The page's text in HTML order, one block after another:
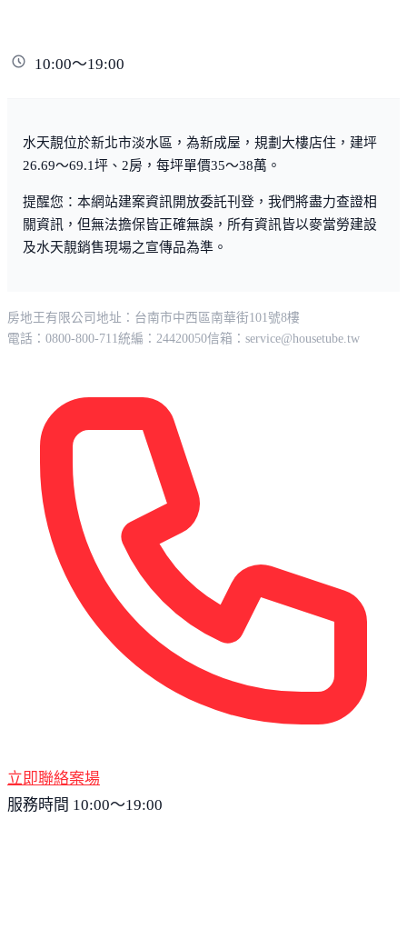
10:00～19:00
水天靚位於新北市淡水區，為新成屋，規劃大樓店住，建坪
26.69～69.1坪、2房，每坪單價35～38萬。
提醒您：本網站建案資訊開放委託刊登，我們將盡力查證相
關資訊，但無法擔保皆正確無誤，所有資訊皆以麥當勞建設
及水天靚銷售現場之宣傳品為準。
房地王有限公司 地址：台南市中西區南華街101號8樓
電話：0800-800-711統編：24420050信箱： service@housetube.tw
立即聯絡案場
服務時間 10:00～19:00